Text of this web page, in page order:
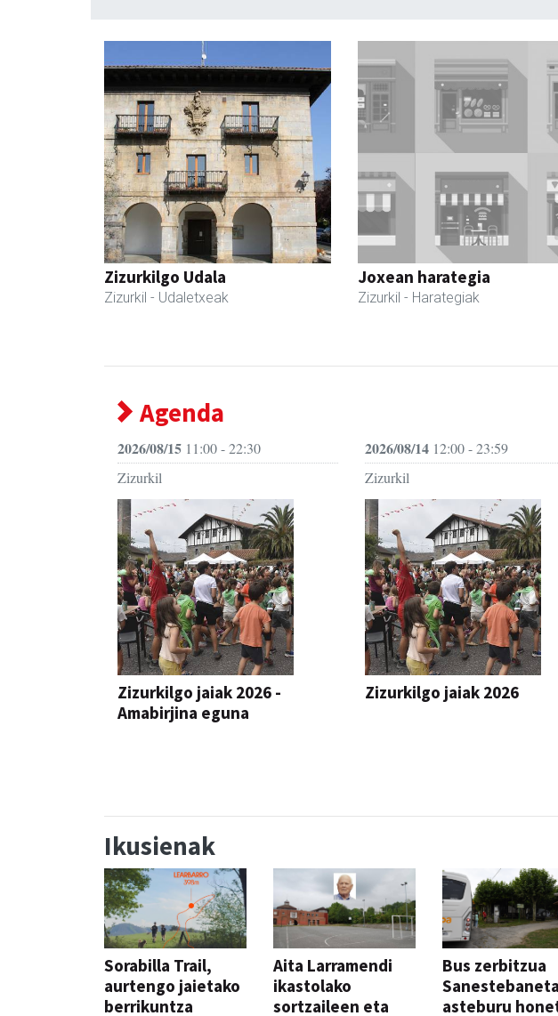
Zizurkilgo Udala
Zizurkil - Udaletxeak
Joxean harategia
Zizurkil - Harategiak
Agenda
2026/08/15 11:00 - 22:30
Zizurkil
Zizurkilgo jaiak 2026 -
Amabirjina eguna
2026/08/1412:00 - 23:59
Zizurkil
Zizurkilgo jaiak 2026
Ikusienak
Sorabilla Trail,
aurtengo jaietako
berrikuntza
Aita Larramendi
ikastolako
sortzaileen eta
Bus zerbitzua
asteburu